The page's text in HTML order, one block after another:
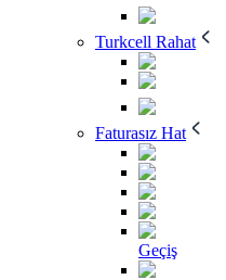
Turkcell Rahat
Faturasız Hat
Geçiş